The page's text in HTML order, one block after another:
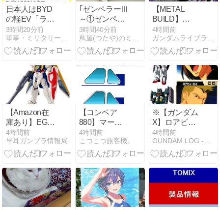
97626＞＜
97627＞＜
97628＞」鉄
道模型Nゲー
ジ(26年版)
日本人はBYD
の軽EV「ラッ
コ」をどう見
ているの
か？…中国メ
3時間20分前
｢ゼンペラーⅢ
～①ゼンペラ
ーⅢについて
～｣
3時間40分前
【METAL
BUILD】
METAL BUILD
ミーティア 3
次抽選販売
送
4時間前
【Amazon在
庫あり】EG
ENTRY
GRADE ウイ
ングガンダム
ージVer.]、
2％OFFで販
売中 [08/08
16:07:46]
4時間前
早耳ガンプラ情報局
【コンベア
880】マーキ
ングについて
おさらい。
4時間前
こつこつ旅客機。
※【ガンダム
X】ロアビィ
がエアマスタ
ー、ウィッツ
がレオパルド
4時間前
GUNDAM.LOG -ガンダム2chまとめブログ-